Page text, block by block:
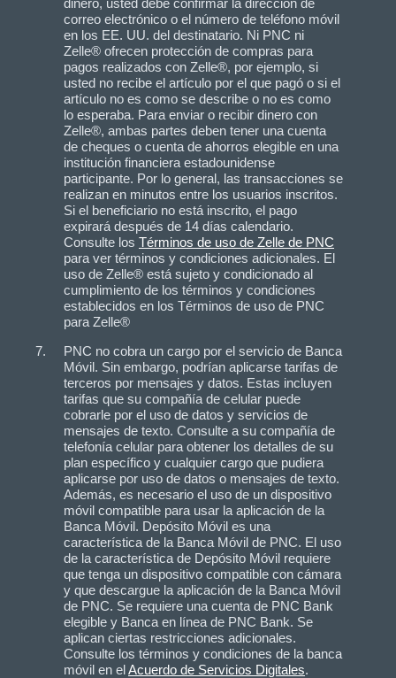
correo electrónico o el número de teléfono móvil
en los EE. UU. del destinatario. Ni PNC ni
Zelle® ofrecen protección de compras para
pagos realizados con Zelle®, por ejemplo, si
usted no recibe el artículo por el que pagó o si el
artículo no es como se describe o no es como
lo esperaba. Para enviar o recibir dinero con
Zelle®, ambas partes deben tener una cuenta
de cheques o cuenta de ahorros elegible en una
institución financiera estadounidense
participante. Por lo general, las transacciones se
realizan en minutos entre los usuarios inscritos.
Si el beneficiario no está inscrito, el pago
expirará después de 14 días calendario.
Consulte los Términos de uso de Zelle de PNC
para ver términos y condiciones adicionales. El
uso de Zelle® está sujeto y condicionado al
cumplimiento de los términos y condiciones
establecidos en los Términos de uso de PNC
para Zelle®
PNC no cobra un cargo por el servicio de Banca
Móvil. Sin embargo, podrían aplicarse tarifas de
terceros por mensajes y datos. Estas incluyen
tarifas que su compañía de celular puede
cobrarle por el uso de datos y servicios de
mensajes de texto. Consulte a su compañía de
telefonía celular para obtener los detalles de su
plan específico y cualquier cargo que pudiera
aplicarse por uso de datos o mensajes de texto.
Además, es necesario el uso de un dispositivo
móvil compatible para usar la aplicación de la
Banca Móvil. Depósito Móvil es una
característica de la Banca Móvil de PNC. El uso
de la característica de Depósito Móvil requiere
que tenga un dispositivo compatible con cámara
y que descargue la aplicación de la Banca Móvil
de PNC. Se requiere una cuenta de PNC Bank
elegible y Banca en línea de PNC Bank. Se
aplican ciertas restricciones adicionales.
Consulte los términos y condiciones de la banca
móvil en elAcuerdo de Servicios Digitales.